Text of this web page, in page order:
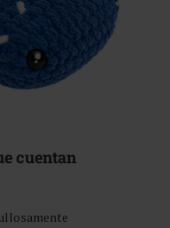
cuentan